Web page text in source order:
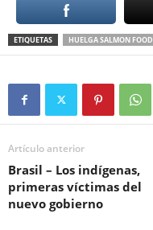
ETIQUETAS HUELGA SALMON FOOD
Artículo anterior
Brasil – Los indígenas,
primeras víctimas del
nuevo gobierno